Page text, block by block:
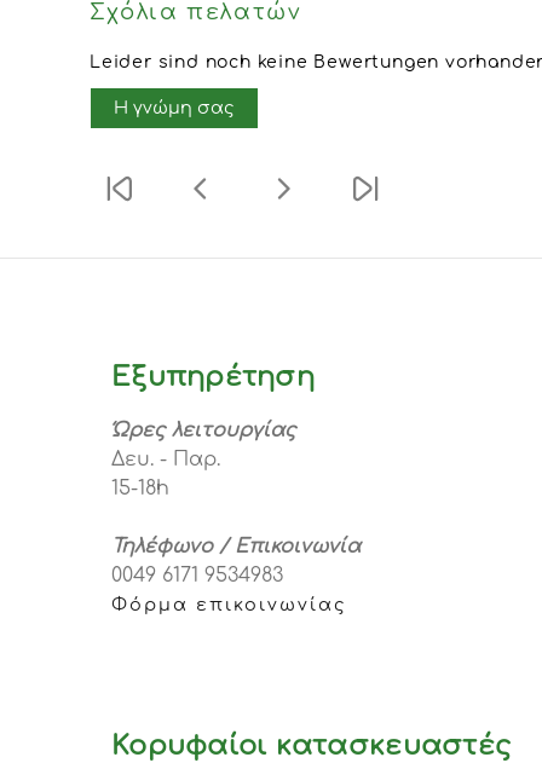
Σχόλια πελατών
Leider sind noch keine Bewertungen
Η γνώμη σας
Εξυπηρέτηση
Ώρες λειτουργίας
Δευ. - Παρ.
15-18h
Τηλέφωνο / Επικοινωνία
0049 6171 9534983
Φόρμα επικοινωνίας
Κορυφαίοι κατασκευαστές